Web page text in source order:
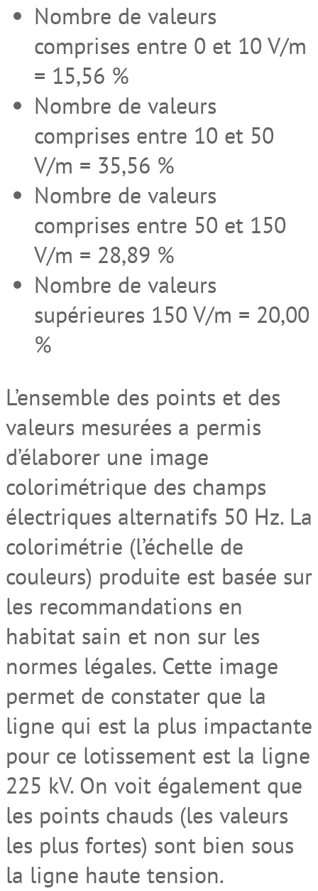
Nombre de valeurs
comprises entre 0 et 10 V/m
= 15,56 %
Nombre de valeurs
comprises entre 10 et 50
V/m = 35,56 %
Nombre de valeurs
comprises entre 50 et 150
V/m = 28,89 %
Nombre de valeurs
supérieures 150 V/m = 20,00
%
L’ensemble des points et des
valeurs mesurées a permis
d’élaborer une image
colorimétrique des champs
électriques alternatifs 50 Hz. La
colorimétrie (l’échelle de
couleurs) produite est basée sur
les recommandations en
habitat sain et non sur les
normes légales. Cette image
permet de constater que la
ligne qui est la plus impactante
pour ce lotissement est la ligne
225 kV. On voit également que
les points chauds (les valeurs
les plus fortes) sont bien sous
la ligne haute tension.